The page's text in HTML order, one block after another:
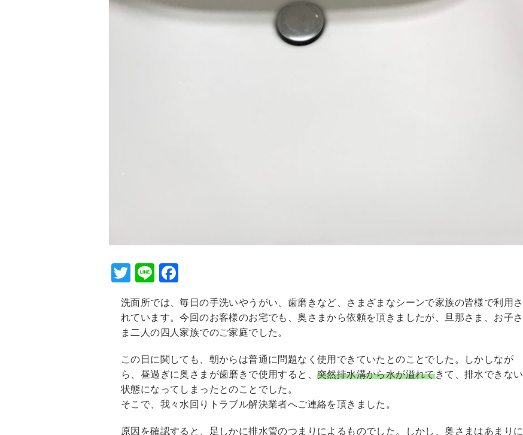
T
tt
er
Li
e
c
e
o
o
k
洗面所では、毎日の手洗いやうがい、歯磨きなど、さまざまなシーンで家族の皆様で利用さ
れています。今回のお客様のお宅でも、奥さまから依頼を頂きましたが、旦那さま、お子さ
ま二人の四人家族でのご家庭でした。
この日に関しても、朝からは普通に問題なく使用できていたとのことでした。しかしなが
ら、昼過ぎに奥さまが歯磨きで使用すると、 突然排水溝から水が溢れてきて、排水できない
状態になってしまったとのことでした。
そこで、我々水回りトラブル解決業者へご連絡を頂きました。
原因を確認すると、足しかに排水管のつまりによるものでした。しかし、奥さまはあまりに